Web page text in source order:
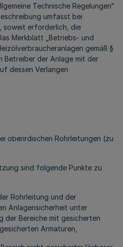
Technische Regelungen“
umfasst bei
soweit erforderlich, die
Merkblatt „Betriebs- und
gemäß §
Betreiber der Anlage mit der
dessen Verlangen
oberirdischen Rohrleitungen (zu
sind folgende Punkte zu
Rohrleitung und der
Anlagensicherheit unter
der Bereiche mit gesicherten
Armaturen,